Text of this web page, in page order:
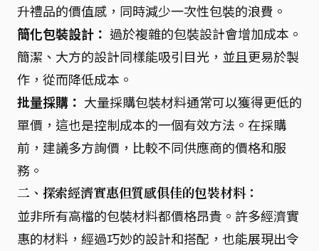
升禮品的價值感，同時減少一次性包裝的浪費。
簡化包裝設計： 過於複雜的包裝設計會增加成本。
簡潔、大方的設計同樣能吸引目光，並且更易於製
作，從而降低成本。
批量採購： 大量採購包裝材料通常可以獲得更低的
單價，這也是控制成本的一個有效方法。在採購
前，建議多方詢價，比較不同供應商的價格和服
務。
二、探索經濟實惠但質感俱佳的包裝材料：
並非所有高檔的包裝材料都價格昂貴。許多經濟實
惠的材料，經過巧妙的設計和搭配，也能展現出令